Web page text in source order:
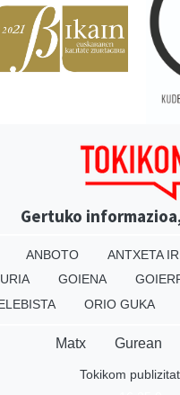
Gertuko
ANBOTO ANTXETA
GOIENA
ORIO GUKA
Matx Gurean
Tokikom